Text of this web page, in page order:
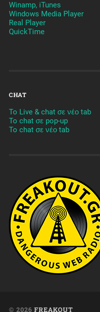
Winamp, iTunes
Windows Media Player
Real Player
QuickTime
CHAT
To Live & chat σε νέο tab
To chat σε pop-up
To chat σε νέο tab
© 2026 FREAKOUT